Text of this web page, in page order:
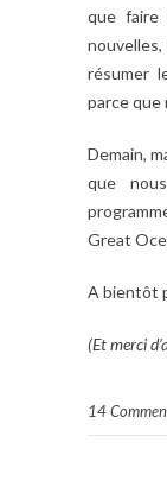
que
résumer
parce que
Demain,
que
Great
A bientôt
(Et merci
14